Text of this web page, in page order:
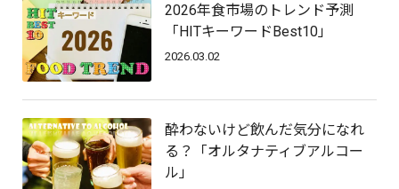
2026年食市場のトレンド予測
「HITキーワードBest10」
2026.03.02
酔わないけど飲んだ気分になれ
る？「オルタナティブアルコー
ル」